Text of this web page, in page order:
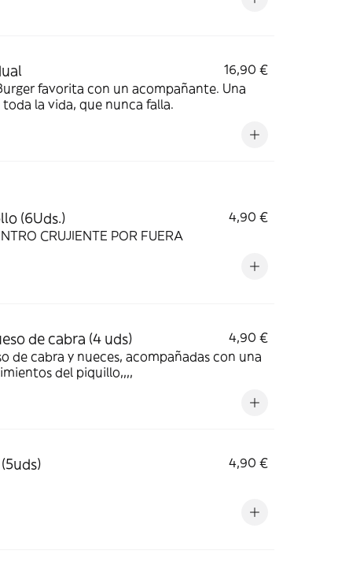
16,90 €
favorita con un acompañante. Una
la vida, que nunca falla.
(6Uds.)
4,90 €
CRUJIENTE POR FUERA
de cabra (4 uds)
4,90 €
de cabra y nueces, acompañadas con una
del piquillo,,,,
4,90 €